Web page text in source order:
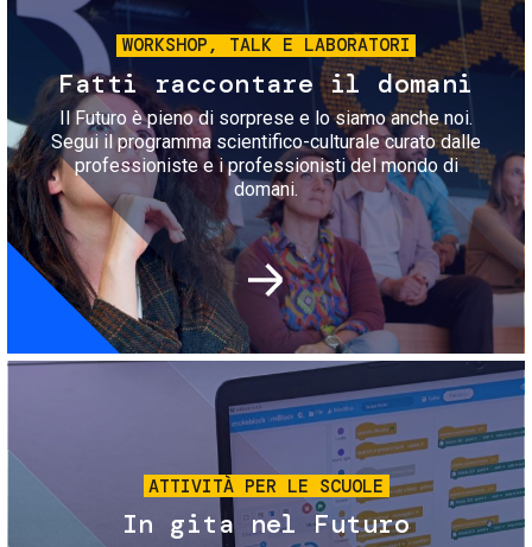
WORKSHOP, TALK E LABORATORI
Fatti raccontare il domani
Il Futuro è pieno di sorprese e lo siamo anche noi.
Segui il programma scientifico-culturale curato dalle
professioniste e i professionisti del mondo di
domani.
Immagine
ATTIVITÀ PER LE SCUOLE
In gita nel Futuro